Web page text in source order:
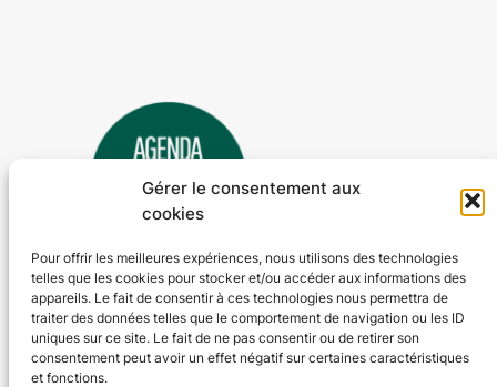
Gérer le consentement aux
cookies
Pour offrir les meilleures expériences, nous utilisons des technologies
telles que les cookies pour stocker et/ou accéder aux informations des
appareils. Le fait de consentir à ces technologies nous permettra de
traiter des données telles que le comportement de navigation ou les ID
uniques sur ce site. Le fait de ne pas consentir ou de retirer son
consentement peut avoir un effet négatif sur certaines caractéristiques
et fonctions.
Agenda 24
L'agenda des manifestations et activités en Dordogne